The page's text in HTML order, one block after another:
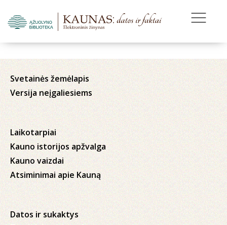
Svetainės žemėlapis
Versija neįgaliesiems
Laikotarpiai
Kauno istorijos apžvalga
Kauno vaizdai
Atsiminimai apie Kauną
Datos ir sukaktys